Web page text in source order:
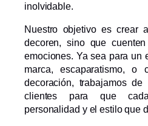
inolvidable.
Nuestro objetivo es crear
decoren, sino que
emociones. Ya sea para un
marca, escaparatismo, o
decoración, trabajamos
clientes para que
personalidad y el estilo que